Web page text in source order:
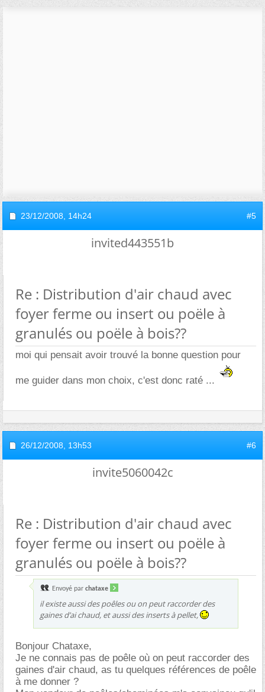
23/12/2008, 14h24 #5
invited443551b
Re : Distribution d'air chaud avec
foyer ferme ou insert ou poële à
granulés ou poële à bois??
moi qui pensait avoir trouvé la bonne question pour
me guider dans mon choix, c'est donc raté ...
26/12/2008, 13h53 #6
invite5060042c
Re : Distribution d'air chaud avec
foyer ferme ou insert ou poële à
granulés ou poële à bois??
Envoyé par chataxe
il existe aussi des poêles ou on peut raccorder des
gaines d’ai chaud, et aussi des inserts à pellet,
Bonjour Chataxe,
Je ne connais pas de poêle où on peut raccorder des
gaines d'air chaud, as tu quelques références de poêle
à me donner ?